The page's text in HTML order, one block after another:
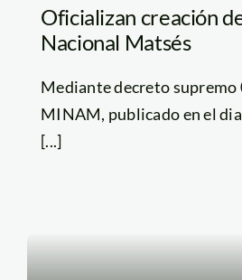
Oficializan creación
Nacional Matsés
Mediante decreto supremo
MINAM, publicado en el
[...]